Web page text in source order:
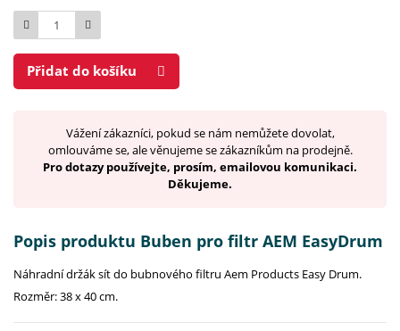
Počet
Přidat do košíku
Vážení zákazníci, pokud se nám nemůžete dovolat,
omlouváme se, ale věnujeme se zákazníkům na prodejně.
Pro dotazy používejte, prosím, emailovou komunikaci.
Děkujeme.
Popis produktu Buben pro filtr AEM EasyDrum
Náhradní držák sít do bubnového filtru Aem Products Easy Drum.
Rozměr: 38 x 40 cm.